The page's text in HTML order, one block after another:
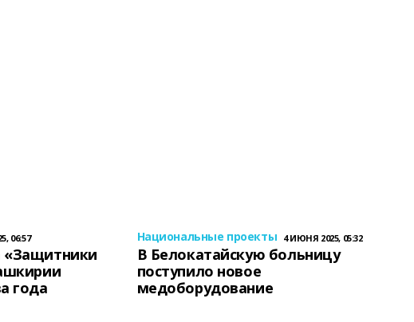
06:57
года
Национальные проекты 4 ИЮНЯ 2025, 05:32
В Белокатайскую больницу
поступило новое
медоборудование